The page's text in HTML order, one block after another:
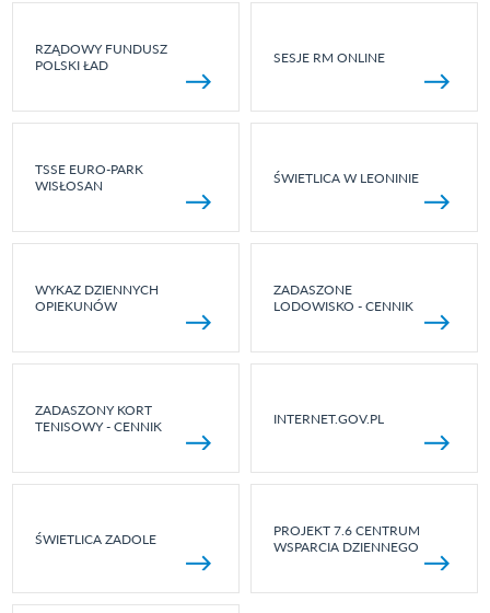
RZĄDOWY FUNDUSZ
POLSKI ŁAD
SESJE RM ONLINE
TSSE EURO-PARK
WISŁOSAN
ŚWIETLICA W LEONINIE
WYKAZ DZIENNYCH
OPIEKUNÓW
ZADASZONE
LODOWISKO - CENNIK
ZADASZONY KORT
TENISOWY - CENNIK
INTERNET.GOV.PL
ŚWIETLICA ZADOLE
PROJEKT 7.6 CENTRUM
WSPARCIA DZIENNEGO